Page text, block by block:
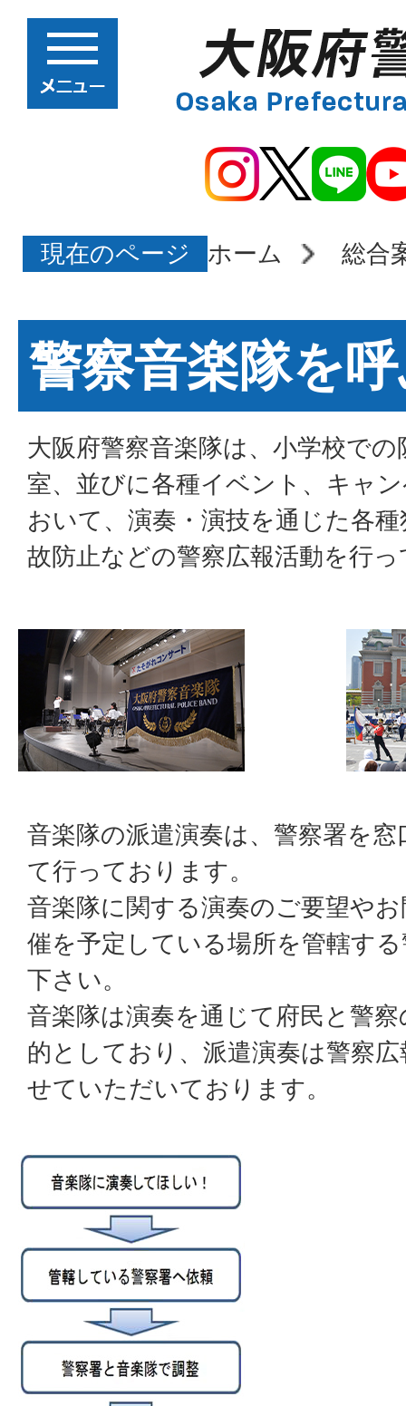
現在のページ ホーム 総合
警察音楽隊を
大阪府警察音楽隊は、小学校で
室、並びに各種イベント、キャ
おいて、演奏・演技を通じた各
故防止などの警察広報活動を行
音楽隊の派遣演奏は、警察署を
て行っております。
音楽隊に関する演奏のご要望や
催を予定している場所を管轄す
下さい。
音楽隊は演奏を通じて府民と警
的としており、派遣演奏は警察
せていただいております。